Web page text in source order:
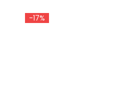
-17%